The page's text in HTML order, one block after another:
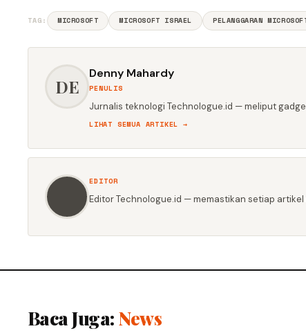
TAG: MICROSOFT MICROSOFT ISRAEL PELANGGARAN
DE
Denny Mahardy
PENULIS
Jurnalis teknologi Technologue.id — meliput
LIHAT SEMUA ARTIKEL →
EDITOR
Editor Technologue.id — memastikan setiap
Baca Juga: News